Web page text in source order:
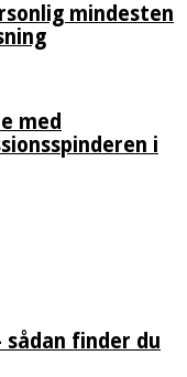
mindesten
med
i
sådan finder du